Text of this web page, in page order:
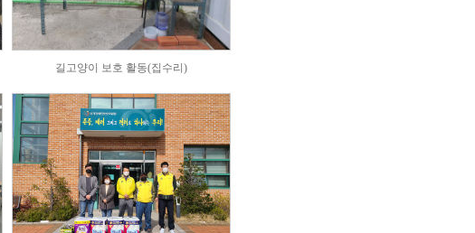
길고양이 보호 활동(집수리)